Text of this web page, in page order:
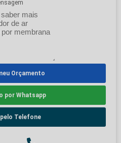
Orçamento
por Whatsapp
Telefone